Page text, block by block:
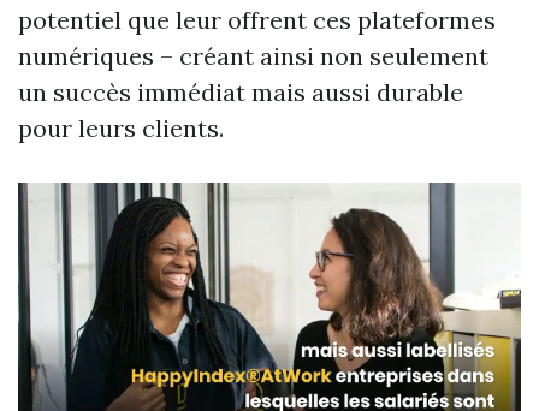
potentiel que leur offrent ces plateformes
numériques – créant ainsi non seulement
un succès immédiat mais aussi durable
pour leurs clients.